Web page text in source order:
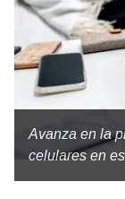
Avanza en la
celulares en